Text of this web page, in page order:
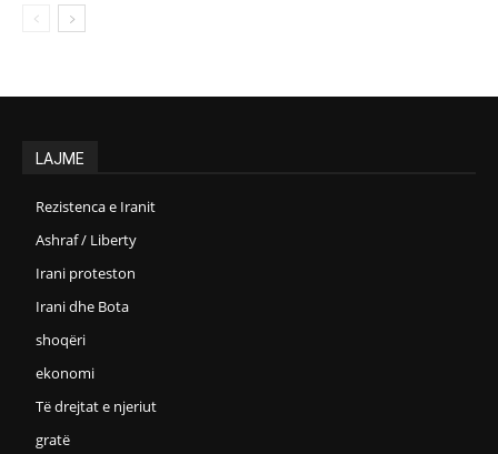
LAJME
Rezistenca e Iranit
Ashraf / Liberty
Irani proteston
Irani dhe Bota
shoqëri
ekonomi
Të drejtat e njeriut
gratë